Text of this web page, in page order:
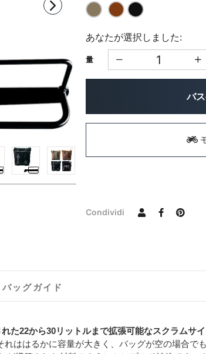
あなたが選択しました:
量
バ
Condividi
バッグガイド
た22から30リットルまで拡張可能なスクラムサイ
ははるかに容量が大きく、バッグが空の場合で